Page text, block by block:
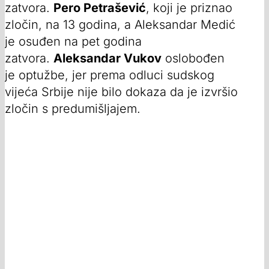
zatvora. Pero Petrašević, koji je priznao
zločin, na 13 godina, a Aleksandar Medić
je osuđen na pet godina
zatvora. Aleksandar Vukov oslobođen
je optužbe, jer prema odluci sudskog
vijeća Srbije nije bilo dokaza da je izvršio
zločin s predumišljajem.